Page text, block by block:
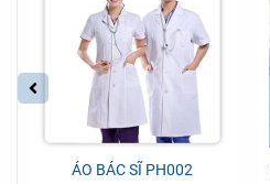
ÁO BÁC SĨ PH002